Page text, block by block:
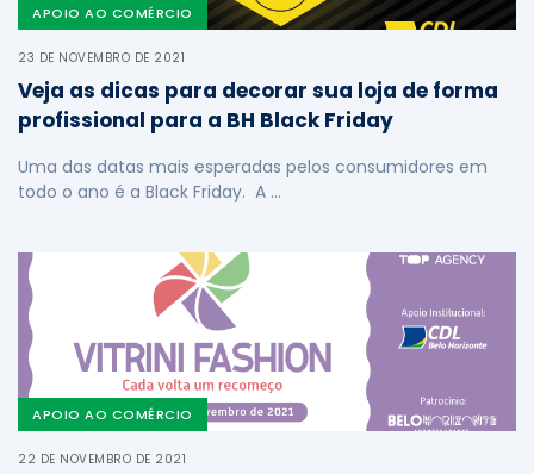
APOIO AO COMÉRCIO
23 DE NOVEMBRO DE 2021
Veja as dicas para decorar sua loja de forma
profissional para a BH Black Friday
Uma das datas mais esperadas pelos consumidores em
todo o ano é a Black Friday. A …
APOIO AO COMÉRCIO
22 DE NOVEMBRO DE 2021